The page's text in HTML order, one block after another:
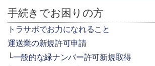
手続きでお困りの方
トラサポでお力になれること
運送業の新規許可申請
一般的な緑ナンバー許可新規取得